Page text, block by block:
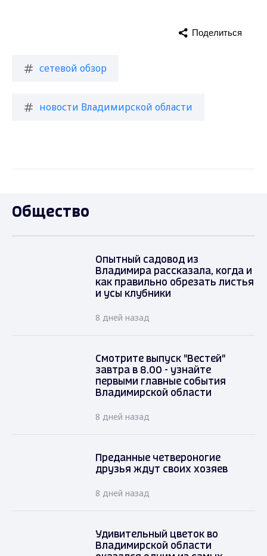
сетевой обзор
новости Владимирской области
Поделиться
Общество
Опытный садовод из
Владимира рассказала, когда и
как правильно обрезать листья
и усы клубники
8 дней назад
Смотрите выпуск "Вестей"
завтра в 8.00 - узнайте
первыми главные события
Владимирской области
8 дней назад
Преданные четвероногие
друзья ждут своих хозяев
8 дней назад
Удивительный цветок во
Владимирской области